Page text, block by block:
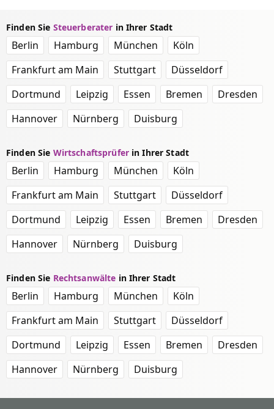
Finden Sie Steuerberater in Ihrer Stadt
Berlin Hamburg München
Köln
Frankfurt am Main
Stuttgart
Düsseldorf
Dortmund
Leipzig Essen Bremen
Dresden
Hannover
Nürnberg Duisburg
Finden Sie Wirtschaftsprüferin Ihrer Stadt
Berlin Hamburg München
Köln
Frankfurt am Main
Stuttgart
Düsseldorf
Dortmund
Leipzig Essen Bremen
Dresden
Hannover
Nürnberg Duisburg
Finden Sie Rechtsanwälte in Ihrer Stadt
Berlin Hamburg München
Köln
Frankfurt am Main
Stuttgart
Düsseldorf
Dortmund
Leipzig Essen Bremen
Dresden
Hannover
Nürnberg Duisburg